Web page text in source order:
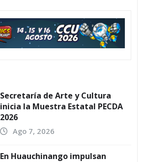
Secretaría de Arte y Cultura
inicia la Muestra Estatal PECDA
2026
Ago 7, 2026
En Huauchinango impulsan